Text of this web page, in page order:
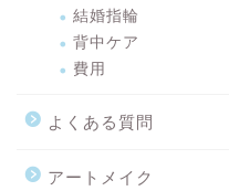
結婚指輪
背中ケア
費用
よくある質問
アートメイク